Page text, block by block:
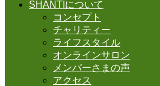
SHANTIについて
コンセプト
チャリティー
ライフスタイル
オンラインサロン
メンバーさまの声
アクセス